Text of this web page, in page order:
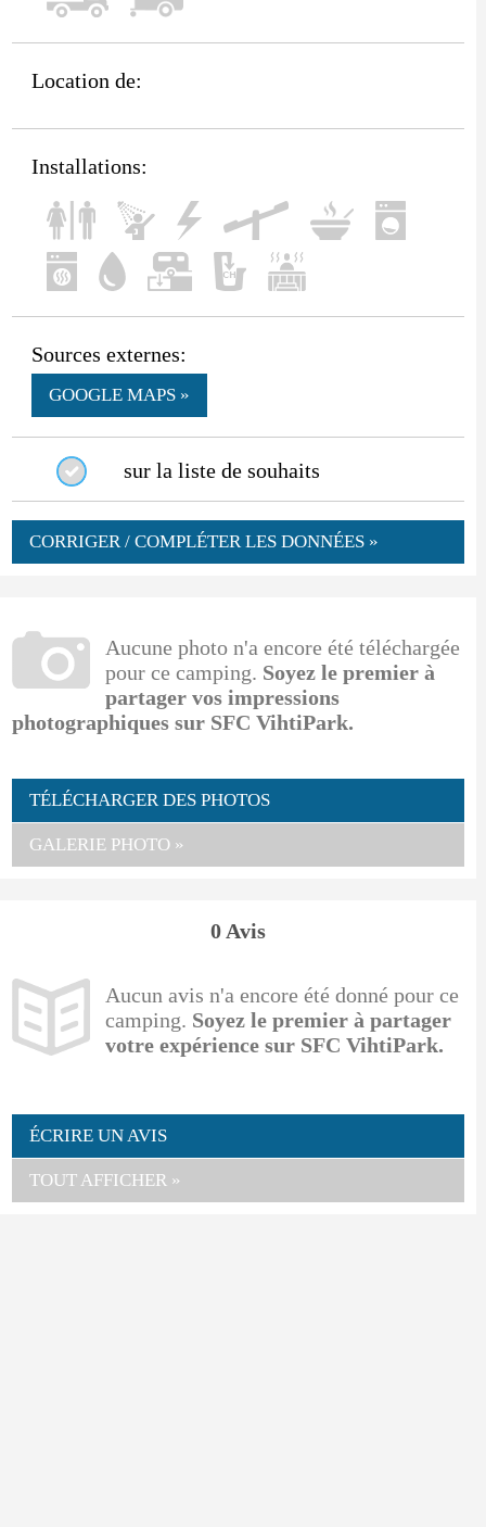
Location de:
Installations:
Sources externes:
GOOGLE MAPS »
sur la liste de souhaits
CORRIGER / COMPLÉTER LES DONNÉES »
Aucune photo n'a encore été téléchargée
pour ce camping. Soyez le premier à
partager vos impressions
photographiques sur SFC VihtiPark.
TÉLÉCHARGER DES PHOTOS
GALERIE PHOTO »
0 Avis
Aucun avis n'a encore été donné pour ce
camping. Soyez le premier à partager
votre expérience sur SFC VihtiPark.
ÉCRIRE UN AVIS
TOUT AFFICHER »